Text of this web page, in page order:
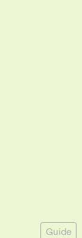
Guide